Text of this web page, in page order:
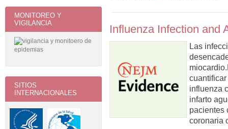
Influenza Infection and
Las
influenza
infarto
pacientes
coronaria
MONITOREO Y
VIGILANCIA
SITIOS
INTERNACIONALES